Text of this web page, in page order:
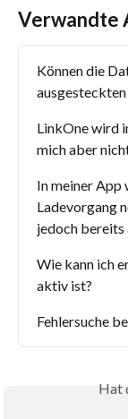
Verwandte
Können die
ausgesteckten
LinkOne wird
mich aber
In meiner App
Ladevorgang
jedoch bereits
Wie kann ich
aktiv ist?
Fehlersuche
Hat